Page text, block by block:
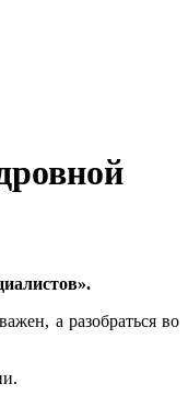
а разобраться во